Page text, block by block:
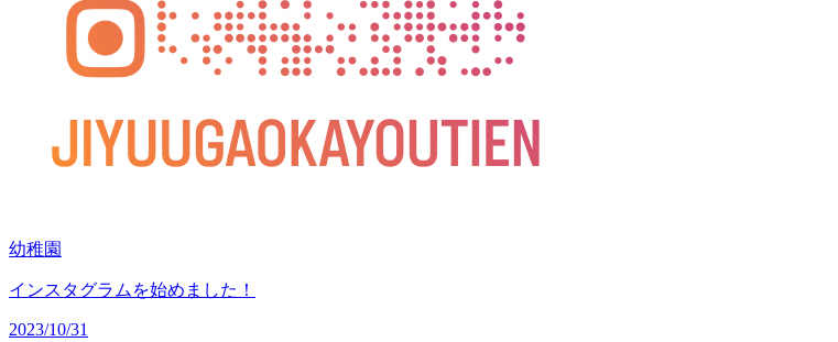
幼稚園
インスタグラムを始めました！
2023/10/31